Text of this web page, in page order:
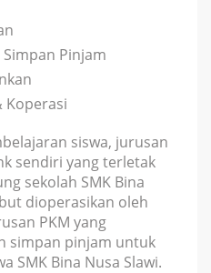
Pinjam
Koperasi
siswa, jurusan
sendiri yang terletak
sekolah SMK Bina
dioperasikan oleh
PKM yang
simpan pinjam untuk
SMK Bina Nusa Slawi.